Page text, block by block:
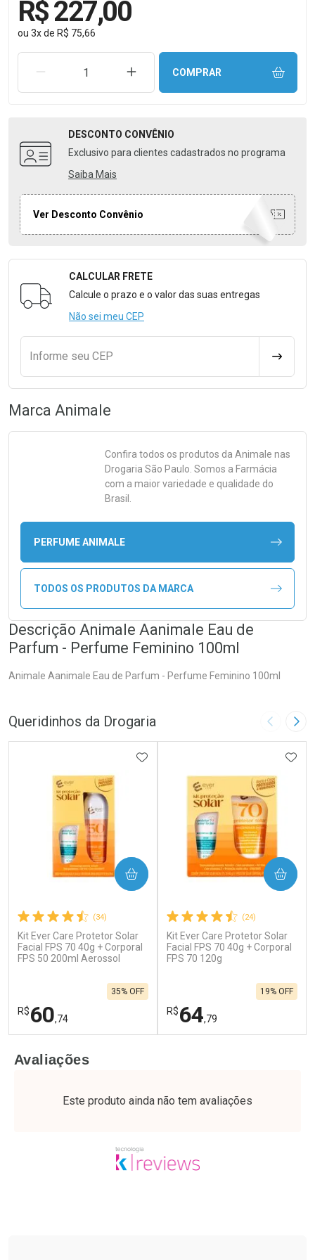
R$ 227,00
ou 3xde R$ 75,66
REMOVER UMA UNIDADEAUMENTAR UMA UNIDADE
COMPRAR
DESCONTO CONVÊNIO
Exclusivo para clientes cadastrados no programa
Saiba Mais
Ver Desconto Convênio
Formulário para Calcular o Frete
CALCULAR FRETE
Calcule o prazo e o valor das suas entregas
Não sei meu CEP
Informe seu CEP
Marca Animale
Confira todos os produtos da Animale nas
Drogaria São Paulo. Somos a Farmácia
com a maior variedade e qualidade do
Brasil.
PERFUME ANIMALE
TODOS OS PRODUTOS DA MARCA
Descrição Animale Aanimale Eau de
Parfum - Perfume Feminino 100ml
Animale Aanimale Eau de Parfum - Perfume Feminino 100ml
Queridinhos da Drogaria Imagem
(34)
Kit Ever Care Protetor Solar
Facial FPS 70 40g + Corporal
FPS 50 200ml Aerossol
R$60,74
35% OFF
ADICIONAR AOS FAVORITOS
COMPRAR
Laboratório
Por Menos
(24)
Kit Ever Care Protetor Solar
Facial FPS 70 40g + Corporal
FPS 70 120g
R$64,79
19% OFF
COMPRAR
Laboratório
Por Menos
Avaliações
Este produto ainda não tem avaliações